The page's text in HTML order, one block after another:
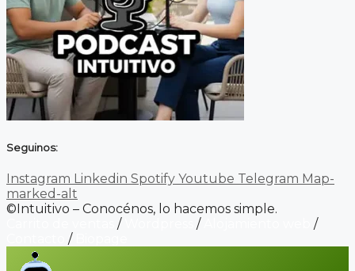
Seguinos:
Instagram Linkedin Spotify Youtube Telegram Map-
marked-alt
©Intuitivo – Conocénos, lo hacemos simple.
/ /
/
/